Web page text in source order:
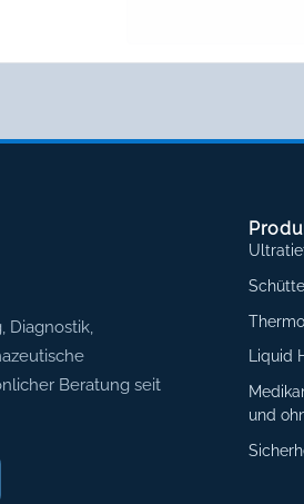
Diagnostik,
Beratung seit
Liquid
und